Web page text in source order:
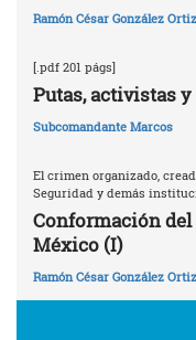
Ramón César González Ortiz
[.pdf 201 págs]
Putas, activistas
Subcomandante Marcos
El crimen organizado,
Seguridad y demás
Conformación
México (I)
Ramón César González Ortiz